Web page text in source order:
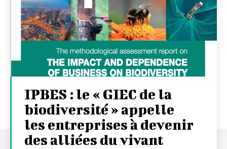
IPBES : le « GIEC de la
biodiversité » appelle
les entreprises à devenir
des alliées du vivant